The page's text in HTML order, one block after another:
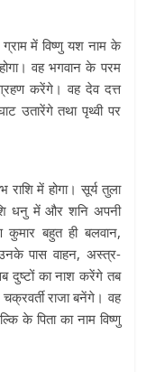
में विष्णु यश नाम के
वह भगवान के परम
करेंगे। वह देव दत्त
उतारेंगे तथा पृथ्वी पर
में होगा। सूर्य तुला
धनु में और शनि अपनी
कुमार बहुत ही बलवान,
पास वाहन, अस्त्र-
दुष्टों का नाश करेंगे तब
राजा बनेंगे। वह
के पिता का नाम विष्णु